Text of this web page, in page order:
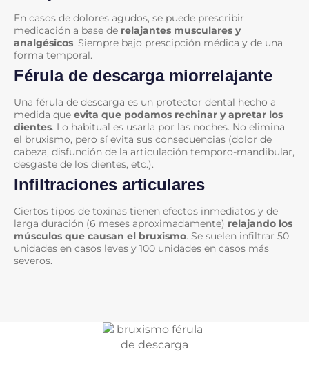
En casos de dolores agudos, se puede prescribir
medicación a base de relajantes musculares y
analgésicos. Siempre bajo prescipción médica y de una
forma temporal.
Férula de descarga miorrelajante
Una férula de descarga es un protector dental hecho a
medida que evita que podamos rechinar y apretar los
dientes. Lo habitual es usarla por las noches. No elimina
el bruxismo, pero sí evita sus consecuencias (dolor de
cabeza, disfunción de la articulación temporo-mandibular,
desgaste de los dientes, etc.).
Infiltraciones articulares
Ciertos tipos de toxinas tienen efectos inmediatos y de
larga duración (6 meses aproximadamente) relajando los
músculos que causan el bruxismo. Se suelen infiltrar 50
unidades en casos leves y 100 unidades en casos más
severos.